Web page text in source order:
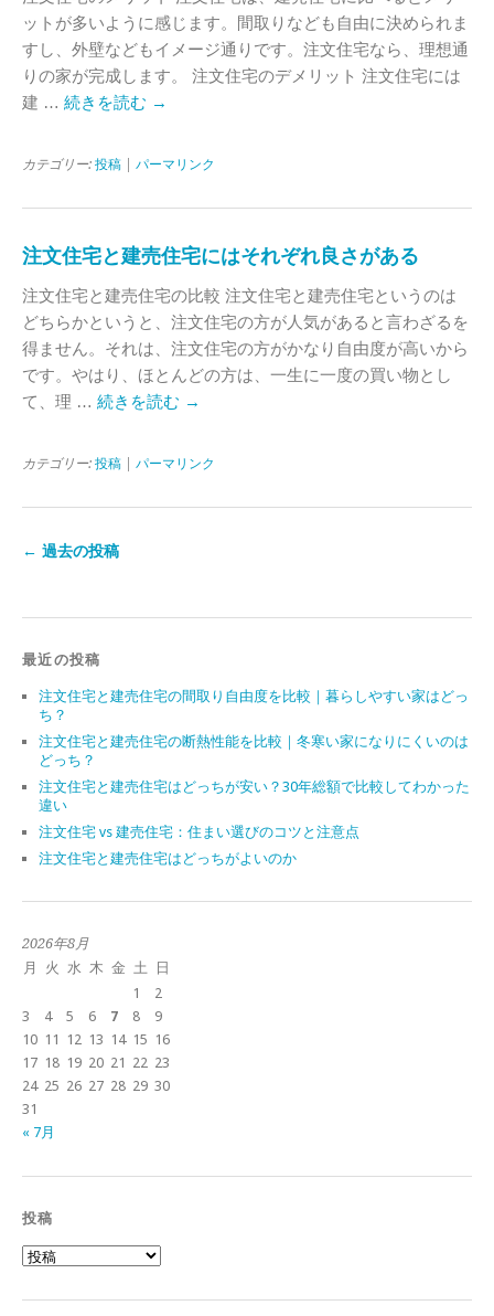
ットが多いように感じます。間取りなども自由に決められま
すし、外壁などもイメージ通りです。注文住宅なら、理想通
りの家が完成します。 注文住宅のデメリット 注文住宅には
建 … 続きを読む →
カテゴリー: 投稿 パーマリンク
注文住宅と建売住宅にはそれぞれ良さがある
注文住宅と建売住宅の比較 注文住宅と建売住宅というのは
どちらかというと、注文住宅の方が人気があると言わざるを
得ません。それは、注文住宅の方がかなり自由度が高いから
です。やはり、ほとんどの方は、一生に一度の買い物とし
て、理 … 続きを読む →
カテゴリー: 投稿 パーマリンク
← 過去の投稿
最近の投稿
注文住宅と建売住宅の間取り自由度を比較｜暮らしやすい家はどっ
ち？
注文住宅と建売住宅の断熱性能を比較｜冬寒い家になりにくいのは
どっち？
注文住宅と建売住宅はどっちが安い？30年総額で比較してわかった
違い
注文住宅 vs 建売住宅：住まい選びのコツと注意点
注文住宅と建売住宅はどっちがよいのか
2026年8月
月
火 水 木 金 土
日
1
2
3
4 5 6 7 8
9
10 11 12 13 14 15 16
17 18 19 20 21 22 23
24 25 26 27 28 29 30
31
« 7月
投稿
投
稿